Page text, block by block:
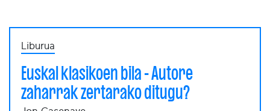
Liburua
Euskal klasikoen bila - Autore
zaharrak zertarako ditugu?